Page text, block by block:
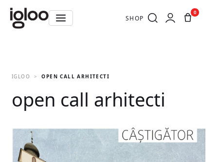
SHOP
0
IGLOO OPEN CALL ARHITECTI
open call arhitecti